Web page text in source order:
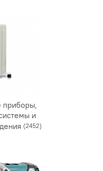
приборы,
и
(2452)